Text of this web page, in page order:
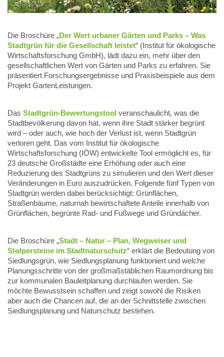
Die Broschüre „Der Wert urbaner Gärten und Parks – Was
Stadtgrün für die Gesellschaft leistet“ (Institut für ökologische
Wirtschaftsforschung GmbH), lädt dazu ein, mehr über den
gesellschaftlichen Wert von Gärten und Parks zu erfahren. Sie
präsentiert Forschungsergebnisse und Praxisbeispiele aus dem
Projekt GartenLeistungen.
Das Stadtgrün-Bewertungstool veranschaulicht, was die
Stadtbevölkerung davon hat, wenn ihre Stadt stärker begrünt
wird – oder auch, wie hoch der Verlust ist, wenn Stadtgrün
verloren geht. Das vom Institut für ökologische
Wirtschaftsforschung (IÖW) entwickelte Tool ermöglicht es, für
23 deutsche Großstädte eine Erhöhung oder auch eine
Reduzierung des Stadtgrüns zu simulieren und den Wert dieser
Veränderungen in Euro auszudrücken. Folgende fünf Typen von
Stadtgrün werden dabei berücksichtigt: Grünflächen,
Straßenbäume, naturnah bewirtschaftete Anteile innerhalb von
Grünflächen, begrünte Rad- und Fußwege und Gründächer.
Die Broschüre „Stadt – Natur – Plan, Wegweiser und
Stolpersteine im Stadtnaturschutz“ erklärt die Bedeutung von
Siedlungsgrün, wie Siedlungsplanung funktioniert und welche
Planungsschritte von der großmaßstäblichen Raumordnung bis
zur kommunalen Bauleitplanung durchlaufen werden. Sie
möchte Bewusstsein schaffen und zeigt sowohl die Risiken
aber auch die Chancen auf, die an der Schnittstelle zwischen
Siedlungsplanung und Naturschutz bestehen.